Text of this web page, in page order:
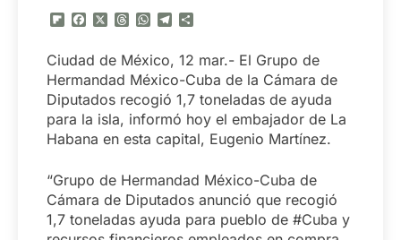
Flipboard
Facebook
X Threads
WhatsApp
Telegram
Ciudad de México, 12 mar.- El Grupo de
Hermandad México-Cuba de la Cámara de
Diputados recogió 1,7 toneladas de ayuda
para la isla, informó hoy el embajador de La
Habana en esta capital, Eugenio Martínez.
“Grupo de Hermandad México-Cuba de
Cámara de Diputados anunció que recogió
1,7 toneladas ayuda para pueblo de #Cuba y